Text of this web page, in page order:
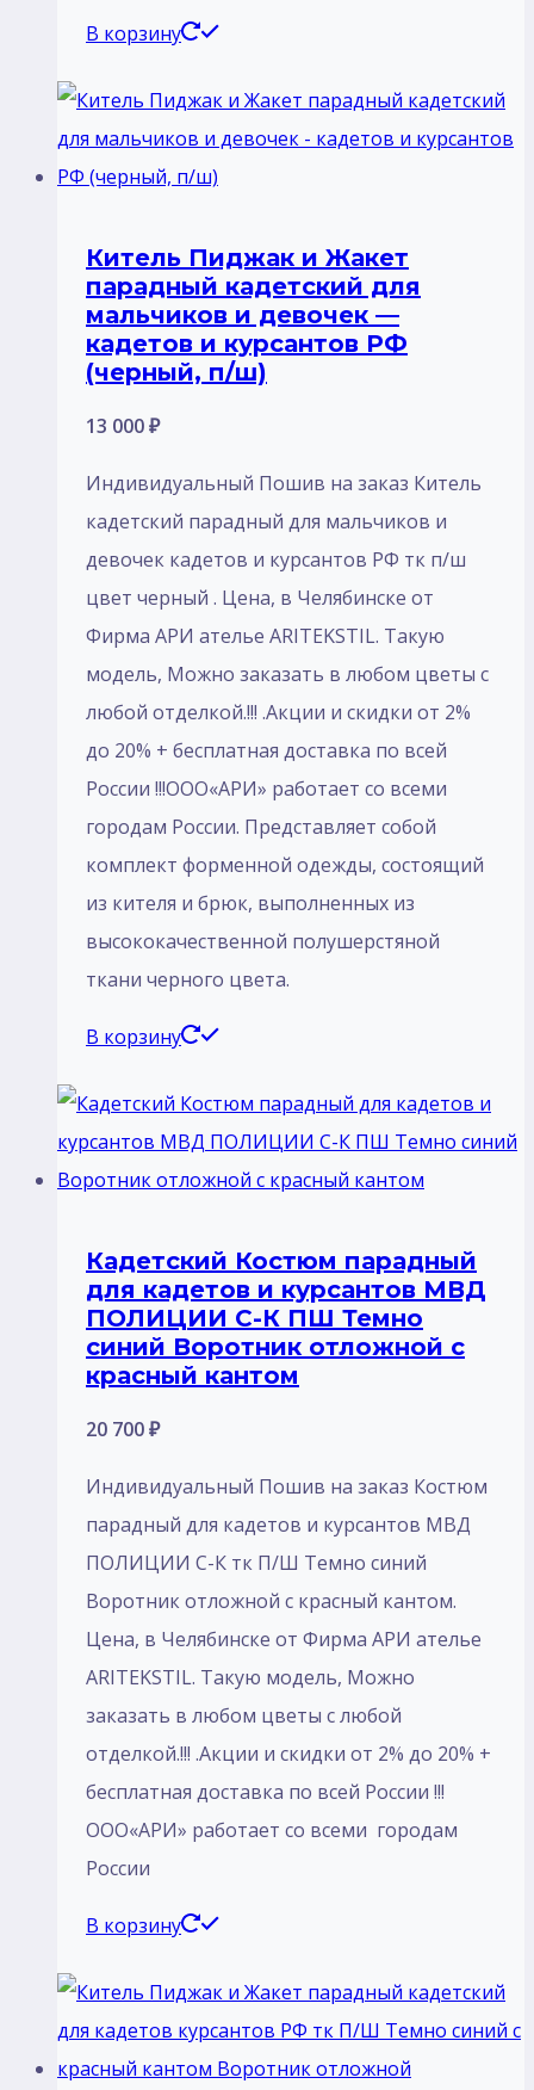
В корзину
Китель Пиджак и Жакет
парадный кадетский для
мальчиков и девочек —
кадетов и курсантов РФ
(черный, п/ш)
13 000₽
Индивидуальный Пошив на заказ Китель
кадетский парадный для мальчиков и
девочек кадетов и курсантов РФ тк п/ш
цвет черный . Цена, в Челябинске от
Фирма АРИ ателье ARITEKSTIL. Такую
модель, Mожно заказать в любом цветы с
любой отделкой.!!! .Акции и скидки от 2%
до 20% + бесплатная доставка по всей
России !!!ООО«АРИ» работает со всеми
городам России. Представляет собой
комплект форменной одежды, состоящий
из кителя и брюк, выполненных из
высококачественной полушерстяной
ткани черного цвета.
В корзину
Кадетский Костюм парадный
для кадетов и курсантов МВД
ПОЛИЦИИ С-К ПШ Темно
синий Воротник отложной с
красный кантом
20 700₽
Индивидуальный Пошив на заказ Костюм
парадный для кадетов и курсантов МВД
ПОЛИЦИИ С-К тк П/Ш Темно синий
Воротник отложной с красный кантом.
Цена, в Челябинске от Фирма АРИ ателье
ARITEKSTIL. Такую модель, Mожно
заказать в любом цветы с любой
отделкой.!!! .Акции и скидки от 2% до 20% +
бесплатная доставка по всей России !!!
ООО«АРИ» работает со всеми городам
России
В корзину